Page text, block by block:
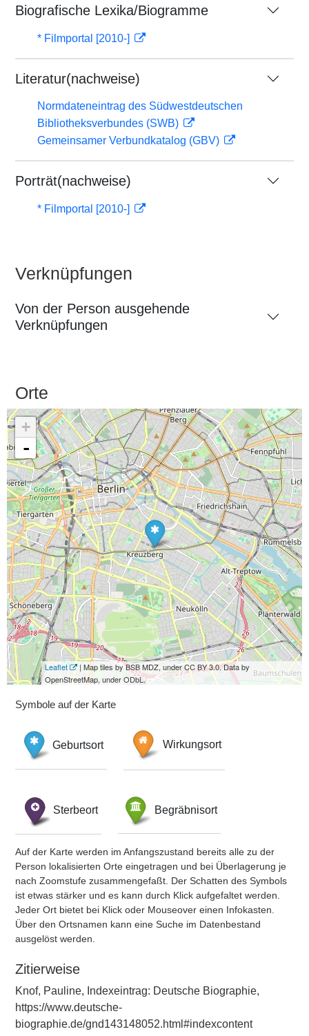
Biografische Lexika/Biogramme
* Filmportal [2010-]
Literatur(nachweise)
Normdateneintrag des Südwestdeutschen
Bibliotheksverbundes (SWB)
Gemeinsamer Verbundkatalog (GBV)
Porträt(nachweise)
* Filmportal [2010-]
Verknüpfungen
Von der Person ausgehende
Verknüpfungen
Orte
+
-
Leaflet
| Map tiles by BSB MDZ, under CC BY 3.0. Data by
OpenStreetMap, under ODbL.
Symbole auf der Karte
Geburtsort Wirkungsort
Sterbeort Begräbnisort
Auf der Karte werden im Anfangszustand bereits alle zu der
Person lokalisierten Orte eingetragen und bei Überlagerung je
nach Zoomstufe zusammengefaßt. Der Schatten des Symbols
ist etwas stärker und es kann durch Klick aufgefaltet werden.
Jeder Ort bietet bei Klick oder Mouseover einen Infokasten.
Über den Ortsnamen kann eine Suche im Datenbestand
ausgelöst werden.
Zitierweise
Knof, Pauline, Indexeintrag: Deutsche Biographie,
https://www.deutsche-
biographie.de/gnd143148052.html#indexcontent